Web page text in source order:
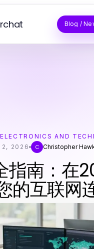
Blog /
AND
2, 2026
C Christopher
指南：在
的互联网